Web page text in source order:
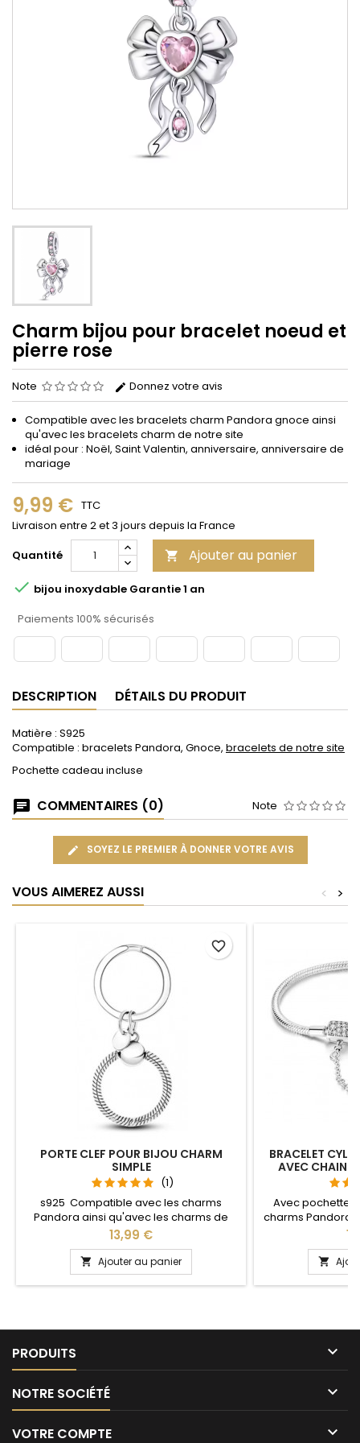
Charm bijou pour bracelet noeud et
pierre rose
Note Donnez votre avis
Compatible avec les bracelets charm Pandora gnoce ainsi
qu'avec les bracelets charm de notre site
idéal pour : Noël, Saint Valentin, anniversaire, anniversaire de
mariage
9,99 € TTC
Livraison entre 2 et 3 jours depuis la France
Quantité
 Ajouter au panier
 bijou inoxydable Garantie 1 an
Paiements 100% sécurisés
DESCRIPTION DÉTAILS DU PRODUIT
Matière : S925
Compatible : bracelets Pandora, Gnoce, bracelets de notre site
Pochette cadeau incluse
COMMENTAIRES (0) Note
SOYEZ LE PREMIER À DONNER VOTRE AVIS
VOUS AIMEREZ AUSSI >
<
PORTE CLEF POUR BIJOU CHARM
SIMPLE
(1)
s925 Compatible avec les charms
Pandora ainsi qu'avec les charms de
notre site idéal pour : Noël, Saint Valentin,
anniversaire, anniversaire de mariage
L'ouverture pour les charms se fait au
niveau de la boule
Prix
13,99 €
 Ajouter au panier
favorite_border
BRACELET
AVEC CHAINE
Avec pochette
charms Pandora
notre site idéal
anniversaire,
Plusieurs tailles
cm Pour la
2cm en

PRODUITS 
NOTRE SOCIÉTÉ 
VOTRE COMPTE 